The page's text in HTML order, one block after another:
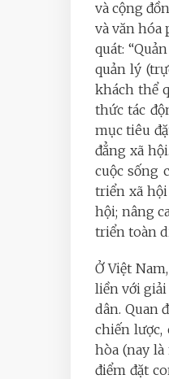
và cộng
và văn hóa
quát:
quản lý
khách thể
thức tác
mục tiêu
đẳng xã hội.
cuộc sống
triển xã
hội; nâng
triển toàn
Ở Việt
liền với
dân. Quan
chiến
hòa (nay
điểm đặt